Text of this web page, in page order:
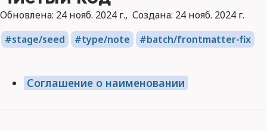
Обновлена: 24 нояб. 2024 г. Создана: 24 нояб. 2024 г.
stage/seed
type/note batch/frontmatter-fix
Соглашение о наименовании